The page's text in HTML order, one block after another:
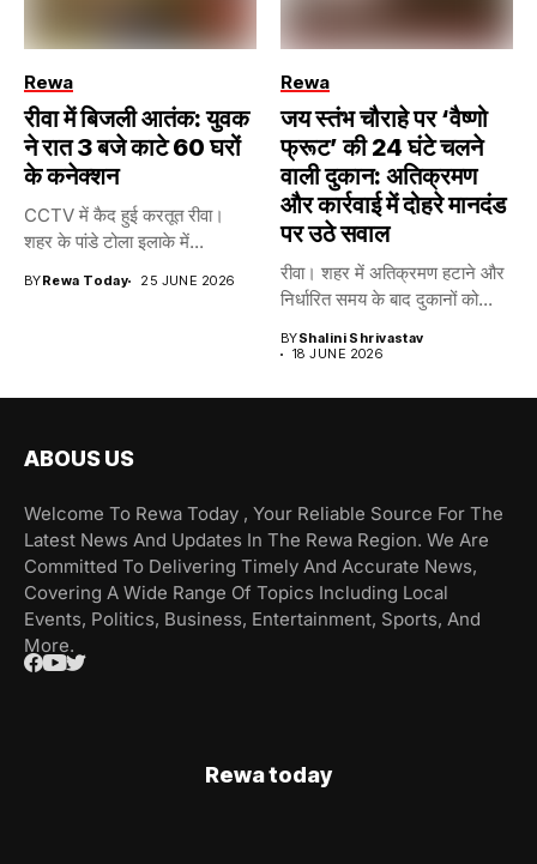
Rewa
रीवा में बिजली आतंक: युवक
ने रात 3 बजे काटे 60 घरों
के कनेक्शन
CCTV में कैद हुई करतूत रीवा।
शहर के पांडे टोला इलाके में...
BYRewa Today 25 JUNE 2026
Rewa
जय स्तंभ चौराहे पर ‘वैष्णो
फ्रूट’ की 24 घंटे चलने
वाली दुकान: अतिक्रमण
और कार्रवाई में दोहरे मानदंड
पर उठे सवाल
रीवा। शहर में अतिक्रमण हटाने और
निर्धारित समय के बाद दुकानों को...
BYShalini Shrivastav
18 JUNE 2026
ABOUS US
Welcome To Rewa Today , Your Reliable Source For The
Latest News And Updates In The Rewa Region. We Are
Committed To Delivering Timely And Accurate News,
Covering A Wide Range Of Topics Including Local
Events, Politics, Business, Entertainment, Sports, And
More.
Rewa today